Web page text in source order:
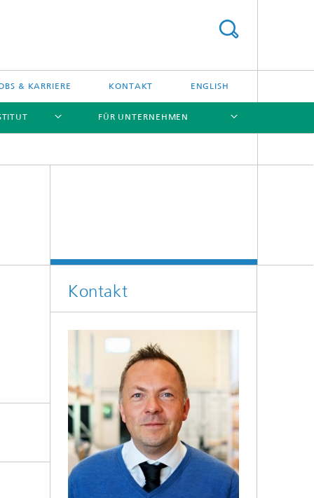
& KARRIERE KONTAKT ENGLISH
FÜR UNTERNEHMEN
Kontakt